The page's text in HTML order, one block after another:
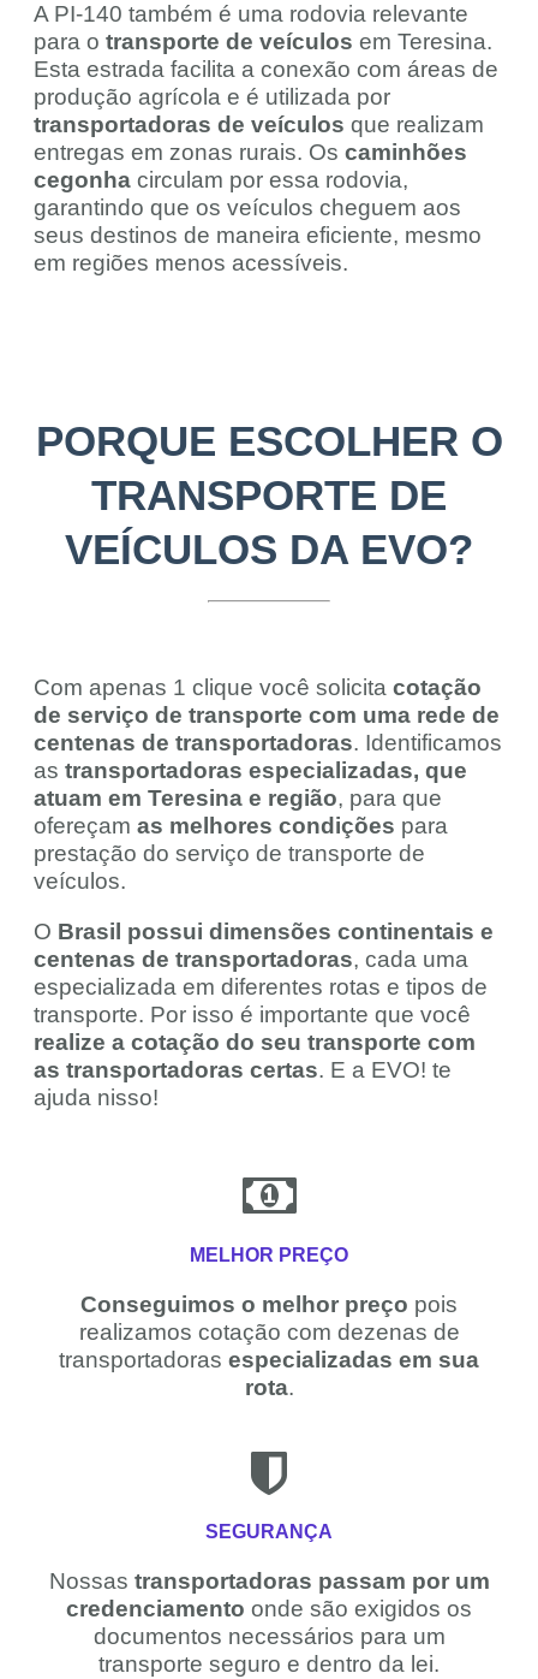
A PI-140 também é uma rodovia relevante
para o transporte de veículos em Teresina.
Esta estrada facilita a conexão com áreas de
produção agrícola e é utilizada por
transportadoras de veículos que realizam
entregas em zonas rurais. Os caminhões
cegonha circulam por essa rodovia,
garantindo que os veículos cheguem aos
seus destinos de maneira eficiente, mesmo
em regiões menos acessíveis.
PORQUE ESCOLHER O
TRANSPORTE DE
VEÍCULOS DA EVO?
Com apenas 1 clique você solicita cotação
de serviço de transporte com uma rede de
centenas de transportadoras. Identificamos
as transportadoras especializadas, que
atuam em Teresina e região, para que
ofereçam as melhores condições para
prestação do serviço de transporte de
veículos.
O Brasil possui dimensões continentais e
centenas de transportadoras, cada uma
especializada em diferentes rotas e tipos de
transporte. Por isso é importante que você
realize a cotação do seu transporte com
as transportadoras certas. E a EVO! te
ajuda nisso!
MELHOR PREÇO
Conseguimos o melhor preço pois
realizamos cotação com dezenas de
transportadoras especializadas em sua
rota.
SEGURANÇA
Nossas transportadoras passam por um
credenciamento onde são exigidos os
documentos necessários para um
transporte seguro e dentro da lei.